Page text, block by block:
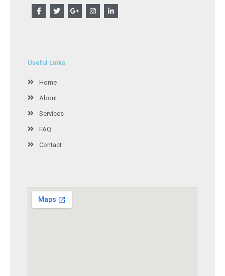
Useful Links
Home
About
Services
FAQ
Contact